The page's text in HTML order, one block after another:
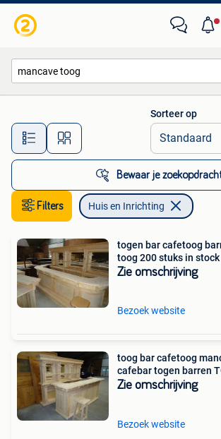
Alle afstanden…
Sorteer op
Bewaar je
Filters Huis en Inrichting
togen bar cafetoog
toog 200 stuks in stock
Zie omschrijving
Bezoek website
toog bar cafetoog
cafebar togen barren
Zie omschrijving
Bezoek website